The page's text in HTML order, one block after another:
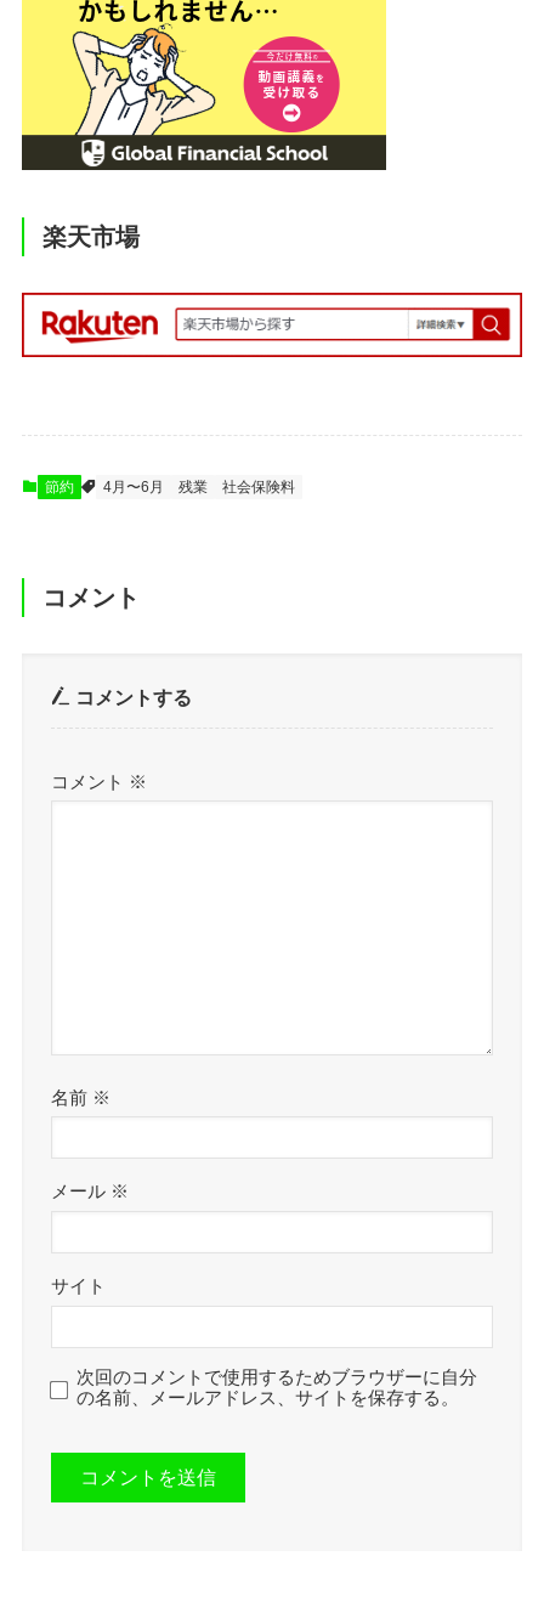
楽天市場
節約 4月〜6月 残業 社会保険料
コメント
コメントする
コメント ※
名前 ※
メール ※
サイト
次回のコメントで使用するためブラウザーに自分
の名前、メールアドレス、サイトを保存する。